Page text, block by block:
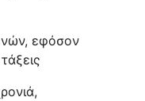
εφόσον